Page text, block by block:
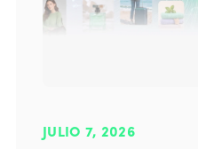
JULIO 7, 2026